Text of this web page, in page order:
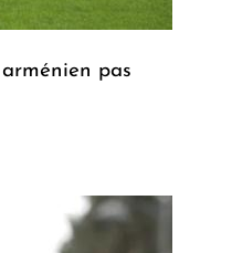
pas